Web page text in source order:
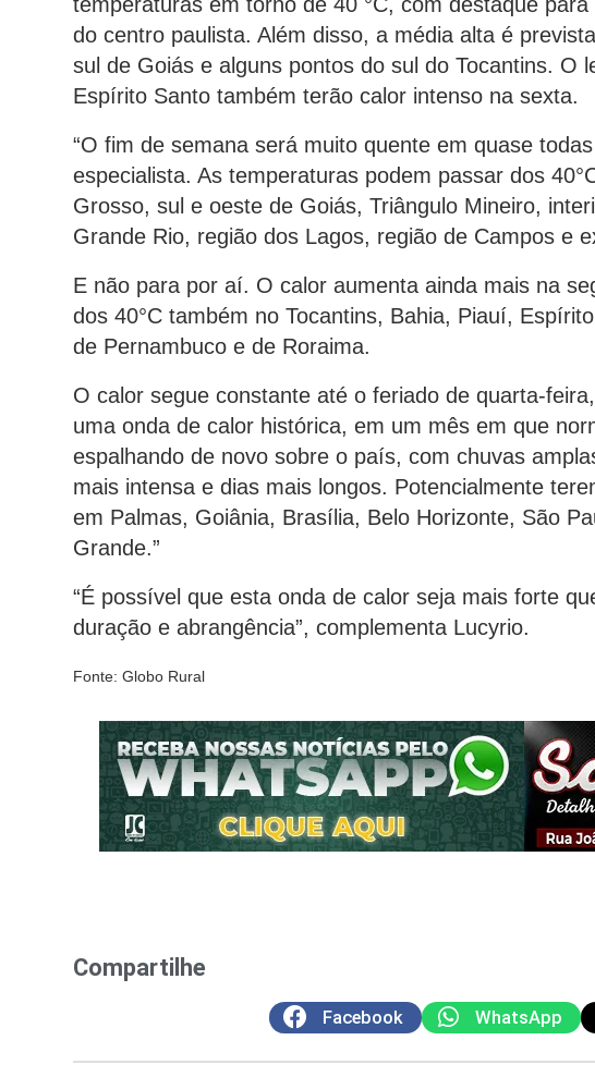
do centro paulista. Além disso, a média alta é
sul de Goiás e alguns pontos do sul do Tocantins. O
Espírito Santo também terão calor intenso na sexta.
“O fim de semana será muito quente em quase
especialista. As temperaturas podem passar dos
Grosso, sul e oeste de Goiás, Triângulo Mineiro,
Grande Rio, região dos Lagos, região de Campos e
E não para por aí. O calor aumenta ainda mais na
dos 40°C também no Tocantins, Bahia, Piauí,
de Pernambuco e de Roraima.
O calor segue constante até o feriado de quarta-
uma onda de calor histórica, em um mês em que
espalhando de novo sobre o país, com chuvas
mais intensa e dias mais longos. Potencialmente
em Palmas, Goiânia, Brasília, Belo Horizonte, São
Grande.”
“É possível que esta onda de calor seja mais forte
duração e abrangência”, complementa Lucyrio.
Fonte: Globo Rural
Compartilhe
Facebook WhatsApp